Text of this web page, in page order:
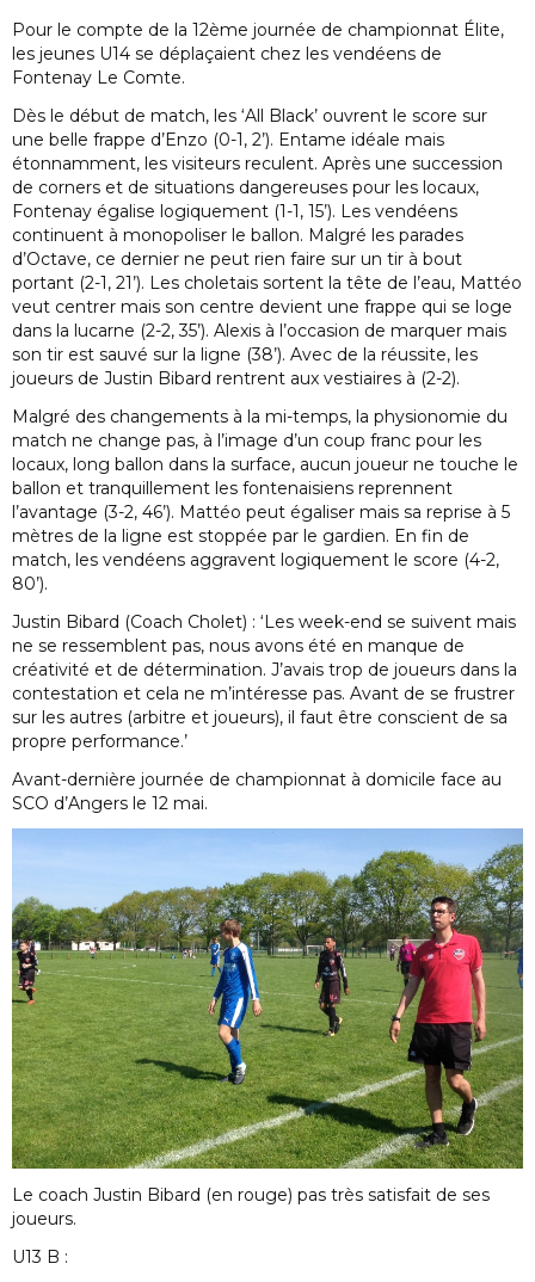
Pour le compte de la 12ème journée de championnat Élite,
les jeunes U14 se déplaçaient chez les vendéens de
Fontenay Le Comte.
Dès le début de match, les ‘All Black’ ouvrent le score sur
une belle frappe d’Enzo (0-1, 2’). Entame idéale mais
étonnamment, les visiteurs reculent. Après une succession
de corners et de situations dangereuses pour les locaux,
Fontenay égalise logiquement (1-1, 15’). Les vendéens
continuent à monopoliser le ballon. Malgré les parades
d’Octave, ce dernier ne peut rien faire sur un tir à bout
portant (2-1, 21’). Les choletais sortent la tête de l’eau, Mattéo
veut centrer mais son centre devient une frappe qui se loge
dans la lucarne (2-2, 35’). Alexis à l’occasion de marquer mais
son tir est sauvé sur la ligne (38’). Avec de la réussite, les
joueurs de Justin Bibard rentrent aux vestiaires à (2-2).
Malgré des changements à la mi-temps, la physionomie du
match ne change pas, à l’image d’un coup franc pour les
locaux, long ballon dans la surface, aucun joueur ne touche le
ballon et tranquillement les fontenaisiens reprennent
l’avantage (3-2, 46’). Mattéo peut égaliser mais sa reprise à 5
mètres de la ligne est stoppée par le gardien. En fin de
match, les vendéens aggravent logiquement le score (4-2,
80’).
Justin Bibard (Coach Cholet) : ‘Les week-end se suivent mais
ne se ressemblent pas, nous avons été en manque de
créativité et de détermination. J’avais trop de joueurs dans la
contestation et cela ne m’intéresse pas. Avant de se frustrer
sur les autres (arbitre et joueurs), il faut être conscient de sa
propre performance.’
Avant-dernière journée de championnat à domicile face au
SCO d’Angers le 12 mai.
Le coach Justin Bibard (en rouge) pas très satisfait de ses
joueurs.
U13 B :